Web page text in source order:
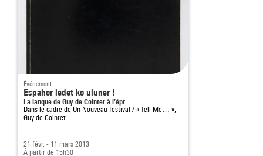
Événement
Espahor ledet ko uluner !
La langue de Guy de Cointet à l’épr…
Dans le cadre de Un Nouveau festival / « Tell Me… »,
Guy de Cointet
21 févr. - 11 mars 2013
À partir de 15h30